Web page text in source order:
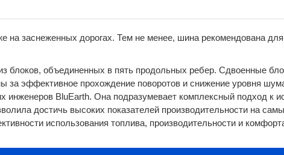
заснеженных дорогах. Тем не менее, шина рекомендована
блоков, объединенных в пять продольных ребер. Сдвоенные
за эффективное прохождение поворотов и снижение уровня
инженеров BluEarth. Она подразумевает комплексный подход к
достичь высоких показателей производительности на
использования топлива, производительности и